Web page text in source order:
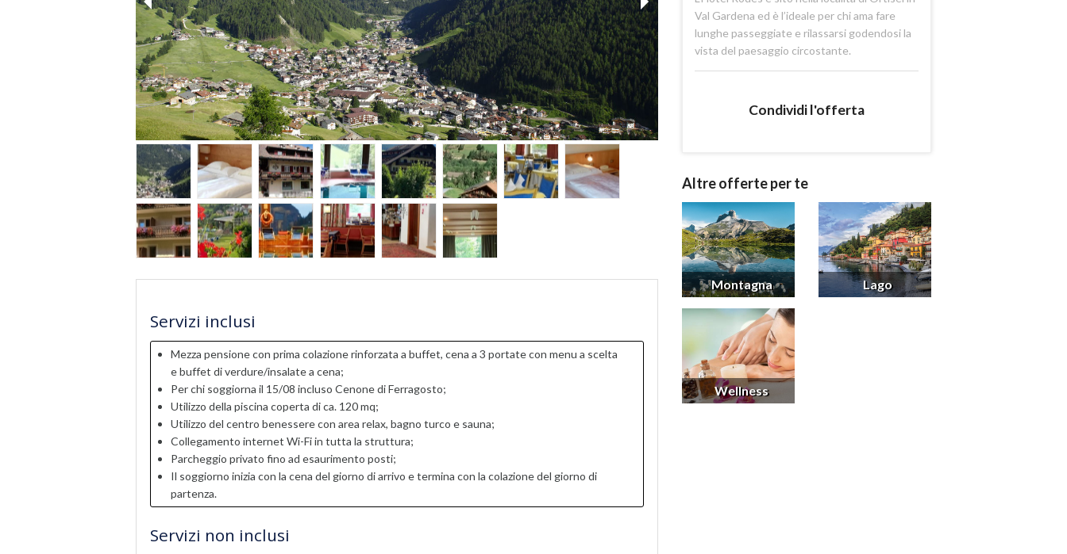
Servizi inclusi
Mezza pensione con prima colazione rinforzata a buffet, cena a 3 portate con menu a scelta
e buffet di verdure/insalate a cena;
Per chi soggiorna il 15/08 incluso Cenone di Ferragosto;
Utilizzo della piscina coperta di ca. 120 mq;
Utilizzo del centro benessere con area relax, bagno turco e sauna;
Collegamento internet Wi-Fi in tutta la struttura;
Parcheggio privato fino ad esaurimento posti;
Il soggiorno inizia con la cena del giorno di arrivo e termina con la colazione del giorno di
partenza.
Servizi non inclusi
Val Gardena ed è l’ideale per chi ama fare
lunghe passeggiate e rilassarsi godendosi la
vista del paesaggio circostante.
Condividi l'offerta
Altre offerte per te
Montagna Lago
Wellness